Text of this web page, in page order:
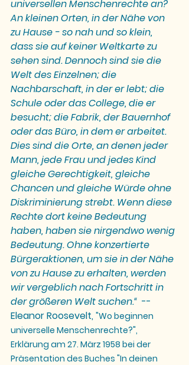
universellen Menschenrechte an?
An kleinen Orten, in der Nähe von
zu Hause - so nah und so klein,
dass sie auf keiner Weltkarte zu
sehen sind. Dennoch sind sie die
Welt des Einzelnen; die
Nachbarschaft, in der er lebt; die
Schule oder das College, die er
besucht; die Fabrik, der Bauernhof
oder das Büro, in dem er arbeitet.
Dies sind die Orte, an denen jeder
Mann, jede Frau und jedes Kind
gleiche Gerechtigkeit, gleiche
Chancen und gleiche Würde ohne
Diskriminierung strebt. Wenn diese
Rechte dort keine Bedeutung
haben, haben sie nirgendwo wenig
Bedeutung. Ohne konzertierte
Bürgeraktionen, um sie in der Nähe
von zu Hause zu erhalten, werden
wir vergeblich nach Fortschritt in
der größeren Welt suchen.“ --
Eleanor Roosevelt, "Wo beginnen
universelle Menschenrechte?",
Erklärung am 27. März 1958 bei der
Präsentation des Buches "In deinen